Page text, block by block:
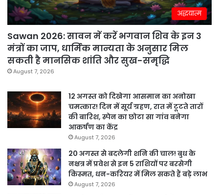
अद्धयात्म
Sawan 2026: सावन में करें भगवान शिव के इन 3
मंत्रों का जाप, धार्मिक मान्यता के अनुसार मिल
सकती है मानसिक शांति और सुख-समृद्धि
August 7, 2026
12 अगस्त को दिखेगा आसमान का अनोखा
चमत्कार! दिन में सूर्य ग्रहण, रात में टूटते तारों
की बारिश, स्पेन का छोटा सा गांव बनेगा
आकर्षण का केंद्र
August 7, 2026
20 अगस्त से बदलेगी शनि की चाल! बुध के
नक्षत्र में प्रवेश से इन 5 राशियों पर बरसेगी
किस्मत, धन-करियर में मिल सकते हैं बड़े लाभ
August 7, 2026